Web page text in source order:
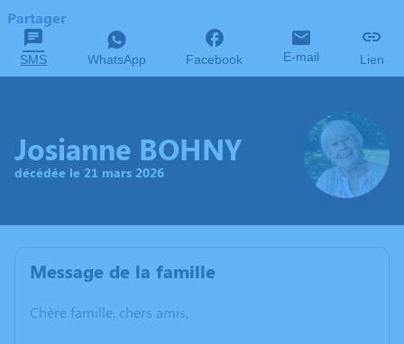
Partager
SMS WhatsApp Facebook E-mail Lien
Josianne BOHNY
décédée le 21 mars 2026
Message de la famille
Chère famille, chers amis,